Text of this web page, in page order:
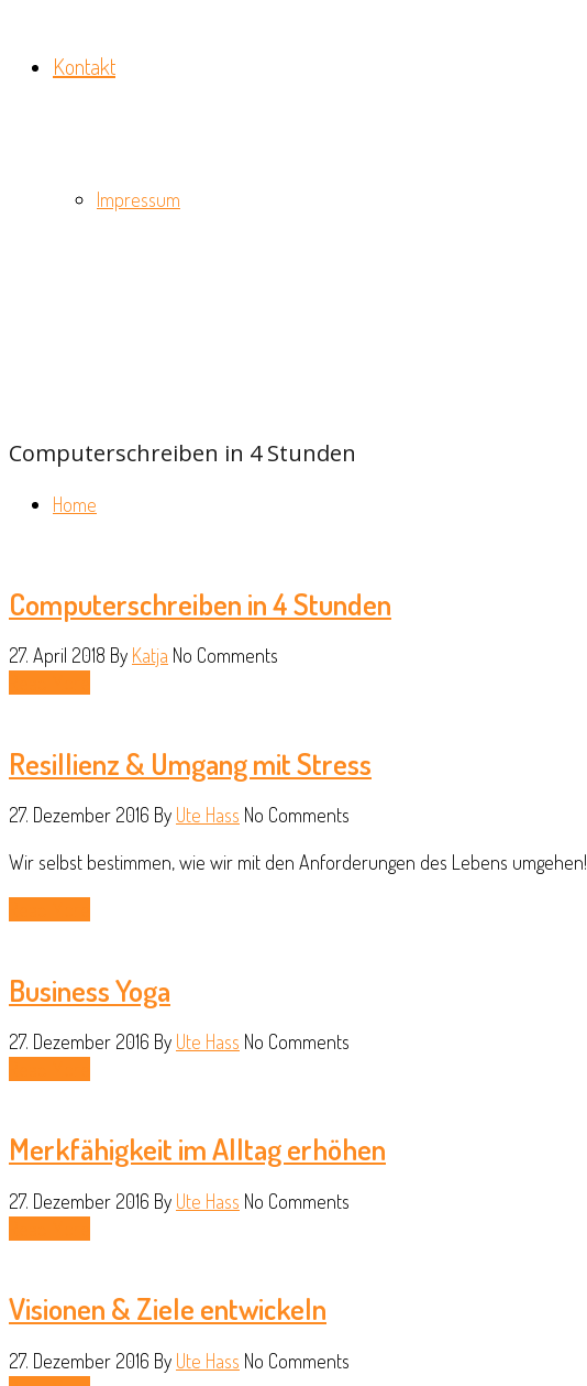
Kontakt
Impressum
Computerschreiben in 4 Stunden
Home
Computerschreiben in 4 Stunden
27. April 2018 By Katja No Comments
Resillienz & Umgang mit Stress
27. Dezember 2016 By Ute Hass No Comments
Wir selbst bestimmen, wie wir mit den Anforderungen des Lebens
Business Yoga
27. Dezember 2016 By Ute Hass No Comments
Merkfähigkeit im Alltag erhöhen
27. Dezember 2016 By Ute Hass No Comments
Visionen & Ziele entwickeln
27. Dezember 2016 By Ute Hass No Comments